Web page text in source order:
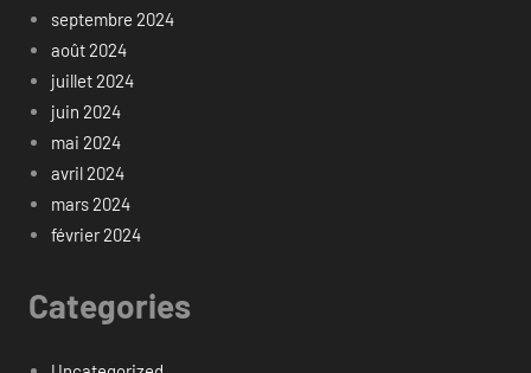
septembre 2024
août 2024
juillet 2024
juin 2024
mai 2024
avril 2024
mars 2024
février 2024
Categories